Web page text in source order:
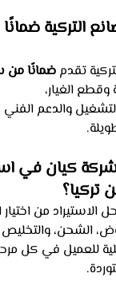
التركية
تقدم ضمانًا من
الغيار،
والدعم
كيان في
تركيا؟
الاستيراد من
الشحن،
للعميل في كل